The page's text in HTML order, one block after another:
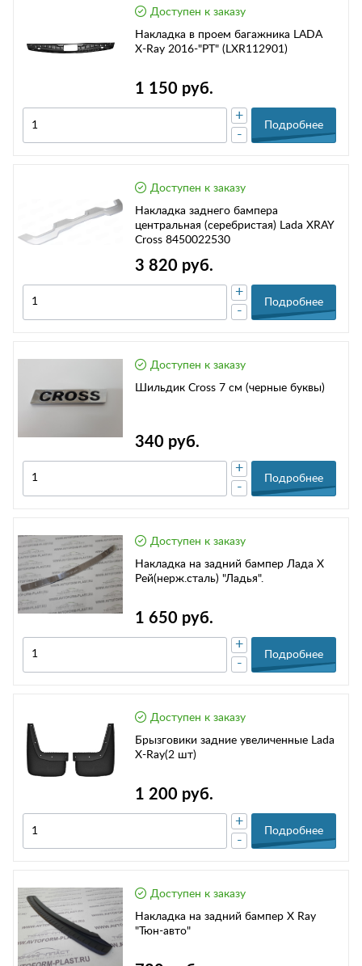
Доступен к заказу
Накладка в проем багажника LADA
X-Ray 2016-"PT" (LXR112901)
1 150 руб.
-
+
Подробнее
Доступен к заказу
Накладка заднего бампера
центральная (серебристая) Lada XRAY
Cross 8450022530
3 820 руб.
-
+
Подробнее
Доступен к заказу
Шильдик Cross 7 см (черные буквы)
340 руб.
-
+
Подробнее
Доступен к заказу
Накладка на задний бампер Лада Х
Рей(нерж.сталь) "Ладья".
1 650 руб.
-
+
Подробнее
Доступен к заказу
Брызговики задние увеличенные Lada
X-Ray(2 шт)
1 200 руб.
-
+
Подробнее
Доступен к заказу
Накладка на задний бампер X Ray
"Тюн-авто"